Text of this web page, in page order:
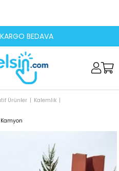
BEDAVA
Ürünler Kalemlik